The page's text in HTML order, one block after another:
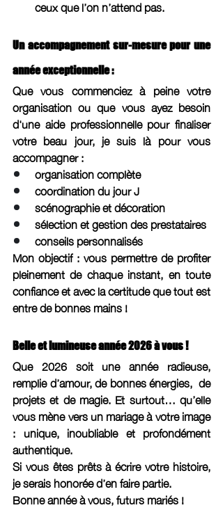
ceux que l’on n’attend pas.
Un accompagnement sur-mesure pour une
année exceptionnelle :
Que vous commenciez à peine votre
organisation ou que vous ayez besoin
d'une aide professionnelle pour finaliser
votre beau jour, je suis là pour vous
accompagner :
organisation complète
coordination du jour J
scénographie et décoration
sélection et gestion des prestataires
conseils personnalisés
Mon objectif : vous permettre de profiter
pleinement de chaque instant, en toute
confiance et avec la certitude que tout est
entre de bonnes mains !
Belle et lumineuse année 2026 à vous !
Que 2026 soit une année radieuse,
remplie d’amour, de bonnes énergies,  de
projets et de magie. Et surtout… qu’elle
vous mène vers un mariage à votre image
: unique, inoubliable et profondément
authentique.
Si vous êtes prêts à écrire votre histoire,
je serais honorée d’en faire partie.
Bonne année à vous, futurs mariés !